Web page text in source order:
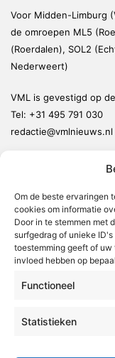
Om de beste ervaringen
cookies om informatie
Door in te stemmen met
surfgedrag of unieke
toestemming geeft of
invloed hebben op
Functioneel
Statistieken
Voor Midden-Limburg
de omroepen ML5
(Roerdalen), SOL2
Nederweert)
VML is gevestigd op
Tel: +31 495 791 030
redactie@vmlnieuws.nl
Leudal
Maasgouw
Echt-Susteren